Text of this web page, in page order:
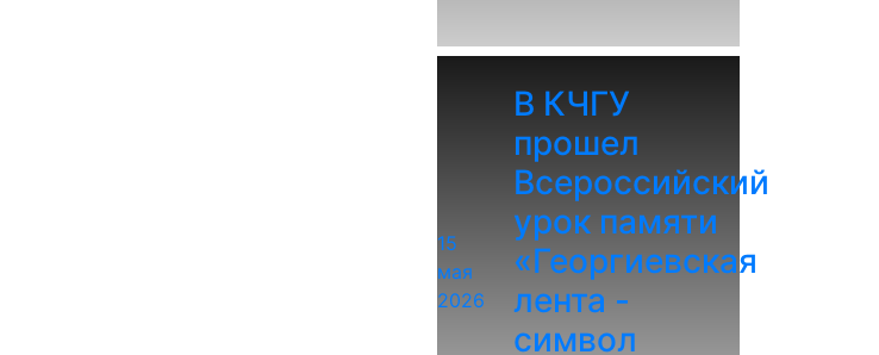
15
мая
2026
В КЧГУ
прошел
Всероссийский
урок памяти
«Георгиевская
лента -
символ